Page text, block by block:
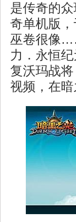
是传奇的
奇单机版
巫卷很像
力．永恒
复沃玛战
视频，在